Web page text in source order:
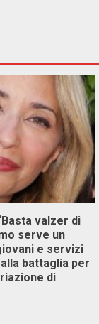
valzer di
serve un
e servizi
battaglia per
di